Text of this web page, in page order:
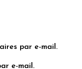
par e-mail.
e-mail.